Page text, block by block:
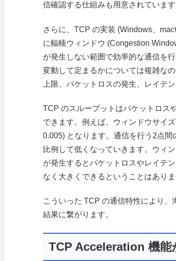
信確認する仕組みも用意されています
さらに、TCP の実装 (Windows、
に輻輳ウィンドウ (Congestion
が発生しない範囲で効率的な通信を
変動して定まるかについては複雑な
上限、パケットロスの発生、レイテ
TCP のスループットはパケットロス
できます。例えば、ウィンドウサイ
0.005) となります。通信を行う2点
比例して低くなっていきます。ウィ
が発生するとパケットロスやレイテ
なく大きくできるということはありま
こういった TCP の通信特性により
結果に繋がります。
TCP Acceleration 機能